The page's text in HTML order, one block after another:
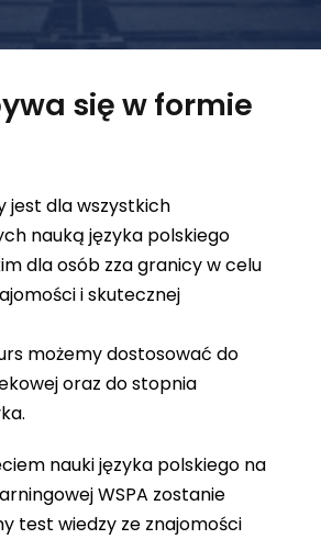
się w formie
jest dla wszystkich
nauką języka polskiego
dla osób zza granicy w celu
i skutecznej
możemy dostosować do
oraz do stopnia
nauki języka polskiego na
WSPA zostanie
test wiedzy ze znajomości